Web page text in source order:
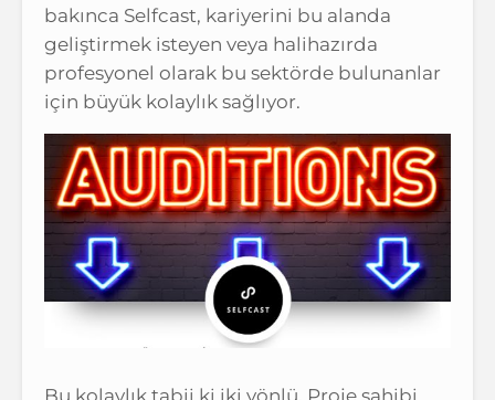
bakınca Selfcast, kariyerini bu alanda
geliştirmek isteyen veya halihazırda
profesyonel olarak bu sektörde bulunanlar
için büyük kolaylık sağlıyor.
Bu kolaylık tabii ki iki yönlü. Proje sahibi